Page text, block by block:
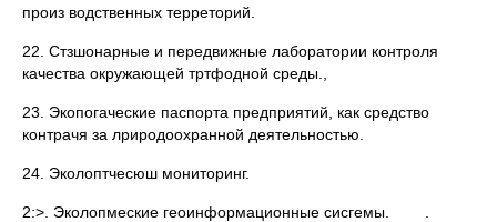
произ водственных терреторий.
22. Стзшонарные и передвижные лаборатории контроля
качества окружающей тртфодной среды.,
23. Экопогаческие паспорта предприятий, как средство
контрачя за лриродоохранной деятельностью.
24. Эколоптчесюш мониторинг.
2:>. Эколопмеские геоинформационные сисгемы. .